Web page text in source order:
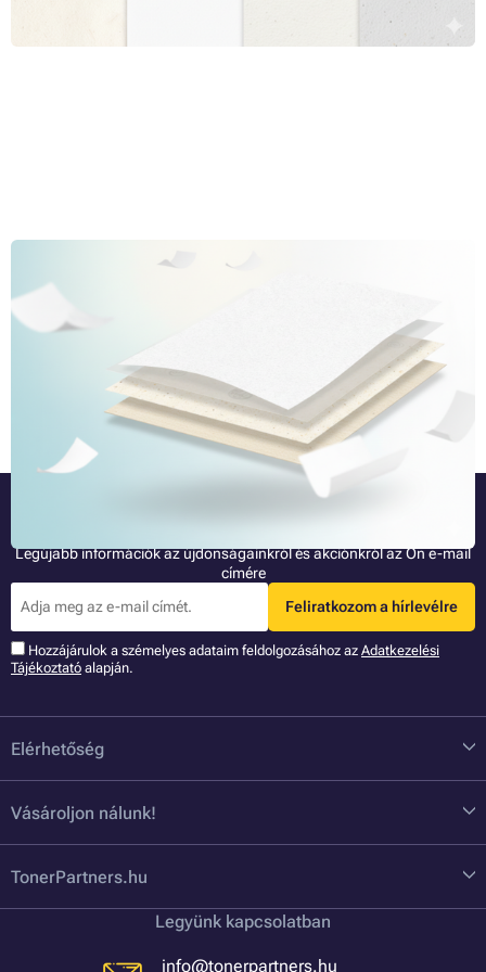
tehát megtudhatja, más szóval, hogy melyek a nyomtatáshoz
Nem minden papír papír, 2. rész: A minőségre
koncentrálva
Ha napi rendszerességgel nyomtat, biztos tisztában van vele, hogy
nem csak egy féle papír létezik. Többféle papír típust ismerünk, ezeket
többféle paraméter alapján tudjuk megkülönböztetni egymástól,
annak alapján is, mire tudjuk azokat felhasználni a nyomtatás során.
Ezen cikk két részében fokozatosan megismerkedünk a
legközismertebb és a kevésbé közismert papír típusokkal is,
amelyekkel a nyomtatás során találkozhatunk.
Legújabb információk az újdonságainkról és akciónkról az Ön e-mail
címére
Feliratkozom a hírlevélre
Hozzájárulok a szémelyes adataim feldolgozásához az Adatkezelési
Tájékoztató alapján.
Elérhetőség
Vásároljon nálunk!
TonerPartners.hu
Legyünk kapcsolatban
info@tonerpartners.hu